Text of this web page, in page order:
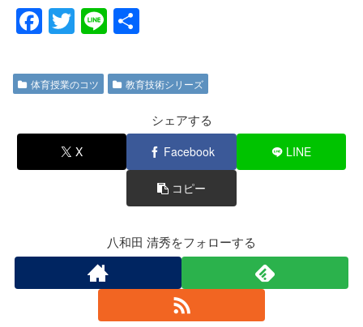
F
a
c
e
b
o
T
wi
tt
er
Li
n
e
体育授業のコツ 教育技術シリーズ
シェアする
X Facebook LINE
コピー
八和田 清秀をフォローする